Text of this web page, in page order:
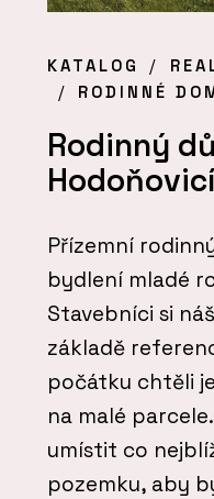
KATALOG
RODINNÉ
Rodinný
Přízemní
bydlení mladé
Stavebníci si
základě
počátku chtěli
na malé
umístit co
pozemku, aby